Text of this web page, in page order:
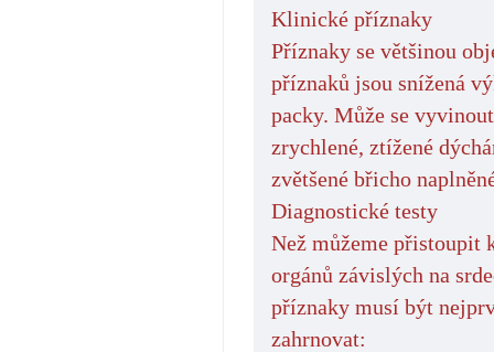
Klinické příznaky
Příznaky se většinou
příznaků jsou snížená
packy. Může se
zrychlené, ztížené
zvětšené břicho
Diagnostické testy
Než můžeme přistoupit
orgánů závislých na
příznaky musí být
zahrnovat: